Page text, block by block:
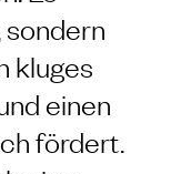
sondern
kluges
einen
fördert.